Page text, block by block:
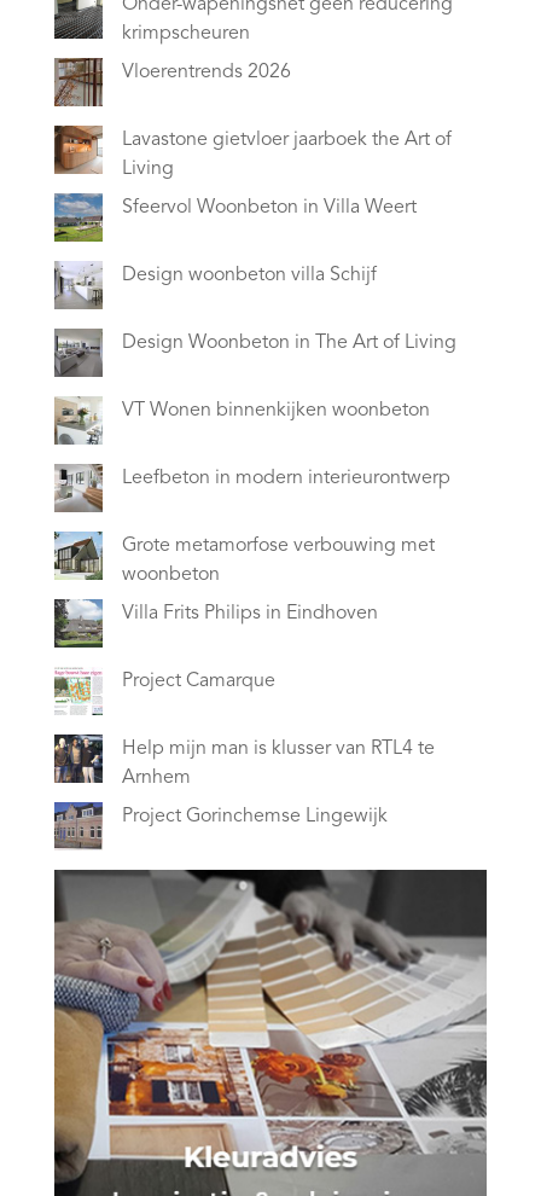
Onder-wapeningsnet geen reducering
krimpscheuren
Vloerentrends 2026
Lavastone gietvloer jaarboek the Art of
Living
Sfeervol Woonbeton in Villa Weert
Design woonbeton villa Schijf
Design Woonbeton in The Art of Living
VT Wonen binnenkijken woonbeton
Leefbeton in modern interieurontwerp
Grote metamorfose verbouwing met
woonbeton
Villa Frits Philips in Eindhoven
Project Camarque
Help mijn man is klusser van RTL4 te
Arnhem
Project Gorinchemse Lingewijk